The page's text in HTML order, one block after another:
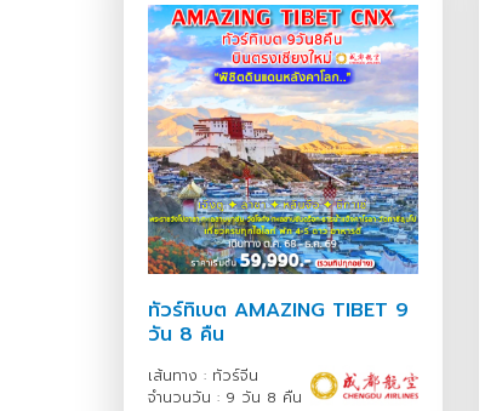
ทัวร์ทิเบต AMAZING TIBET 9
วัน 8 คืน
เส้นทาง : ทัวร์จีน
จำนวนวัน : 9 วัน 8 คืน